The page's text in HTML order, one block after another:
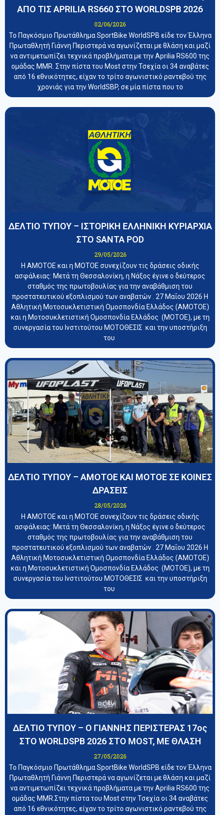
ΑΠΟ ΤΙΣ APRILIA RS660 ΣΤΟ WORLDSPB 2026
02/06/2026
Το Παγκόσμιο Πρωτάθλημα SportBike WorldSPB είδε τον Έλληνα
Πρωταθλητή Γιάννη Περιστερά να αγωνίζεται με θλάση και μαζί
να αντιμετωπίζει τεχνικά προβλήματα με την Aprilia RS600 της
ομάδας MMR. Στην πίστα του Most στην Τσεχία οι 34 αναβάτες
από 16 εθνικότητες, είχαν το τρίτο αγωνιστικό ραντεβού της
χρονιάς για την WorldSBP, σε μία πίστα που το
ΔΕΛΤΙΟ ΤΥΠΟΥ – ΙΣΤΟΡΙΚΗ ΕΛΛΗΝΙΚΗ ΚΥΡΙΑΡΧΙΑ
ΣΤΟ SANTA POD
29/05/2026
Η ΑΜΟΤΟΕ και η ΜΟΤΟΕ συνεχίζουν τις δράσεις οδικής
ασφάλειας: Μετά τη Θεσσαλονίκη, η Νάξος έγινε ο δεύτερος
σταθμός της πρωτοβουλίας για την αναβάθμιση του
προστατευτικού εξοπλισμού των αναβατών . 27 Μαΐου 2026 Η
Αθλητική Μοτοσυκλετιστική Ομοσπονδία Ελλάδος (ΑΜΟΤΟΕ)
και η Μοτοσυκλετιστική Ομοσπονδία Ελλάδος (ΜΟΤΟΕ), με τη
συνεργασία του Ινστιτούτου ΜΟΤΟΘΕΣΙΣ και την υποστήριξη
του
ΔΕΛΤΙΟ ΤΥΠΟΥ – ΑΜΟΤΟΕ ΚΑΙ ΜΟΤΟΕ ΣΕ ΚΟΙΝΕΣ
ΔΡΑΣΕΙΣ
28/05/2026
Η ΑΜΟΤΟΕ και η ΜΟΤΟΕ συνεχίζουν τις δράσεις οδικής
ασφάλειας: Μετά τη Θεσσαλονίκη, η Νάξος έγινε ο δεύτερος
σταθμός της πρωτοβουλίας για την αναβάθμιση του
προστατευτικού εξοπλισμού των αναβατών . 27 Μαΐου 2026 Η
Αθλητική Μοτοσυκλετιστική Ομοσπονδία Ελλάδος (ΑΜΟΤΟΕ)
και η Μοτοσυκλετιστική Ομοσπονδία Ελλάδος (ΜΟΤΟΕ), με τη
συνεργασία του Ινστιτούτου ΜΟΤΟΘΕΣΙΣ και την υποστήριξη
του
ΔΕΛΤΙΟ ΤΥΠΟΥ – Ο ΓΙΑΝΝΗΣ ΠΕΡΙΣΤΕΡΑΣ 17ος
ΣΤΟ WORLDSPB 2026 ΣΤΟ MOST, ΜΕ ΘΛΑΣΗ
27/05/2026
Το Παγκόσμιο Πρωτάθλημα SportBike WorldSPB είδε τον Έλληνα
Πρωταθλητή Γιάννη Περιστερά να αγωνίζεται με θλάση και μαζί
να αντιμετωπίζει τεχνικά προβλήματα με την Aprilia RS600 της
ομάδας MMR.Στην πίστα του Most στην Τσεχία οι 34 αναβάτες
από 16 εθνικότητες, είχαν το τρίτο αγωνιστικό ραντεβού της